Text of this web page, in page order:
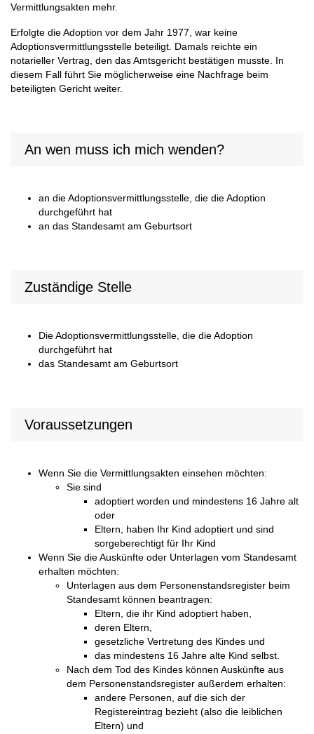
Vermittlungsakten mehr.
Erfolgte die Adoption vor dem Jahr 1977, war keine
Adoptionsvermittlungsstelle beteiligt. Damals reichte ein
notarieller Vertrag, den das Amtsgericht bestätigen musste. In
diesem Fall führt Sie möglicherweise eine Nachfrage beim
beteiligten Gericht weiter.
An wen muss ich mich wenden?
an die Adoptionsvermittlungsstelle, die die Adoption
durchgeführt hat
an das Standesamt am Geburtsort
Zuständige Stelle
Die Adoptionsvermittlungsstelle, die die Adoption
durchgeführt hat
das Standesamt am Geburtsort
Voraussetzungen
Wenn Sie die Vermittlungsakten einsehen möchten:
Sie sind
adoptiert worden und mindestens 16 Jahre alt
oder
Eltern, haben Ihr Kind adoptiert und sind
sorgeberechtigt für Ihr Kind
Wenn Sie die Auskünfte oder Unterlagen vom Standesamt
erhalten möchten:
Unterlagen aus dem Personenstandsregister beim
Standesamt können beantragen:
Eltern, die ihr Kind adoptiert haben,
deren Eltern,
gesetzliche Vertretung des Kindes und
das mindestens 16 Jahre alte Kind selbst.
Nach dem Tod des Kindes können Auskünfte aus
dem Personenstandsregister außerdem erhalten:
andere Personen, auf die sich der
Registereintrag bezieht (also die leiblichen
Eltern) und